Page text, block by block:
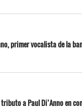
primer vocalista de la
a Paul Di’Anno en